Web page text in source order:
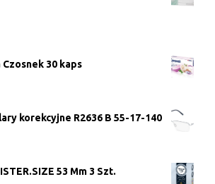
30 kaps
korekcyjne R2636 B 55-17-140
53 Mm 3 Szt.